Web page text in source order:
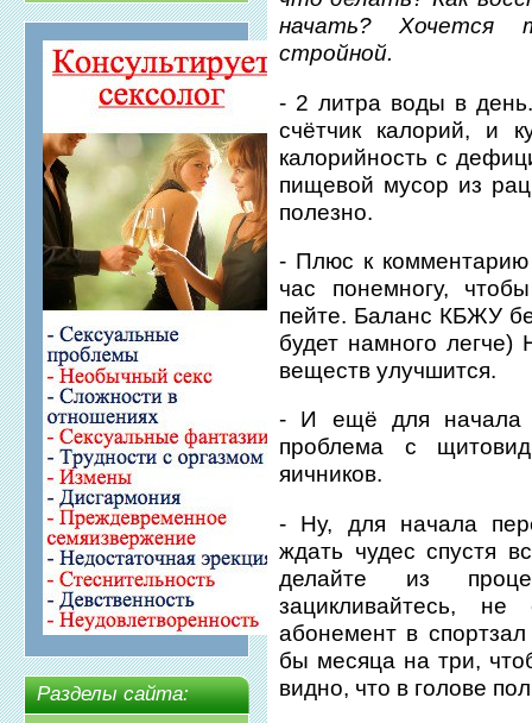
Разделы сайта:
начать? Хочется
стройной.
- 2 литра воды в
счётчик калорий, и
калорийность с
пищевой мусор из
полезно.
- Плюс к
час понемногу,
пейте. Баланс КБЖУ
будет намного
веществ улучшится.
- И ещё для начала
проблема с
яичников.
- Ну, для начала
ждать чудес спустя
делайте из
зацикливайтесь,
абонемент в
бы месяца на три,
видно, что в голове